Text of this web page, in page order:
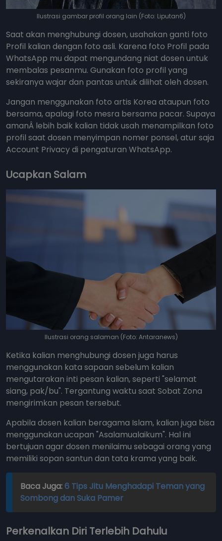
Ilustrasi gambar profil orang lain (Foto: Liputan6)
Saat akan menghubungi dosen, usahakan ganti foto
Profil kalian dengan foto asli. Karena foto Profil pada
WhatsApp mu dapat mengundang niat dosen untuk
membalas pesanmu. Gunakan foto profil yang
sekiranya wajar dan pantas untuk dilihat oleh dosen.
Jangan menggunakan foto artis Korea ataupun foto
bersama, apalagi foto mesra bersama pacar. Supaya
amanÂ lebih baik kalian tidak usah menampilkan foto
profil saat dosen menyimpan nomer ponsel, atur saja
Account Privacy di pengaturan WhatsApp.
Ucapkan Salam
Ilustrasi orang salaman (Foto: Antaranews)
Ketika kalian menghubungi dosen juga harus
menggunakan kata sapaan sebelum kalian
mengutarakan inti pesan kalian, seperti "selamat
siang, pak/bu". Tergantung waktu saat Sobat Zona
mengirimkan pesan tersebut.
Apabila dosen kalian beragama Islam, kalian juga bisa
menggunakan ucapan "Asalamualaikum". Hal ini
bertujuan agar dosen menilaimu sebagai orang yang
memiliki sopan santun dan tata krama yang baik.
Baca Juga:6 Tips Jitu Menghadapi Teman yang
Sombong dan Suka Pamer
Perkenalkan Diri Terlebih Dahulu